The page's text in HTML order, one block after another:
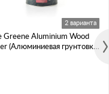
2 варианта
Greene Aluminium Wood
(Алюминиевая грунтовка